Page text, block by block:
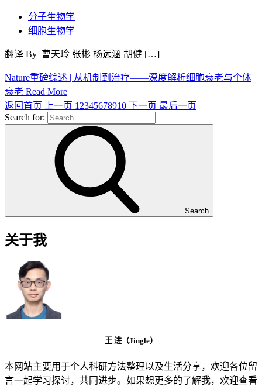
分子生物学
细胞生物学
翻译 By 曹天玲 张彬 杨远涵 胡健 […]
Nature重磅综述 | 从机制到治疗——深度解析细胞衰老与个体
衰老 Read More
返回首页
上一页 1 2345678910 下一页 最后一页
Search for:
Search
关于我
王 进（Jingle）
本网站主要用于个人科研方法整理以及生活分享，欢迎各位留
言一起学习探讨，共同进步。如果想更多的了解我，欢迎查看